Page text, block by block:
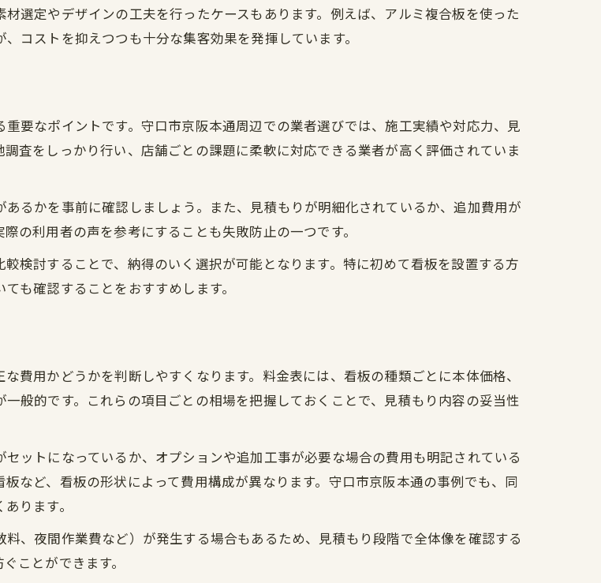
看板の依頼時に知るべき費用感
立て看板の費用比較方法とは
業者選定時の実践的な判断軸
料相場を活用する費用管理術
費用を抑える工夫と実例
目すべき看板の設置事例とは
明細から見る最適な依頼方法
表の項目別内訳を詳しく解説
立て看板の費用明細比較法
板費用抑制の秘訣を公開
業者と料金表の賢い見極め方
料相場を活用した見積もり比較
板設置費用の節約術を伝授
立て看板の費用抑制アイデア
選定やデザインの工夫を行ったケースもあります。例えば、アルミ複合板を使った
コストを抑えつつも十分な集客効果を発揮しています。
要なポイントです。守口市京阪本通周辺での業者選びでは、施工実績や対応力、見
査をしっかり行い、店舗ごとの課題に柔軟に対応できる業者が高く評価されていま
るかを事前に確認しましょう。また、見積もりが明細化されているか、追加費用が
の利用者の声を参考にすることも失敗防止の一つです。
検討することで、納得のいく選択が可能となります。特に初めて看板を設置する方
も確認することをおすすめします。
費用かどうかを判断しやすくなります。料金表には、看板の種類ごとに本体価格、
般的です。これらの項目ごとの相場を把握しておくことで、見積もり内容の妥当性
ットになっているか、オプションや追加工事が必要な場合の費用も明記されている
など、看板の形状によって費用構成が異なります。守口市京阪本通の事例でも、同
ります。
、夜間作業費など）が発生する場合もあるため、見積もり段階で全体像を確認する
ことができます。